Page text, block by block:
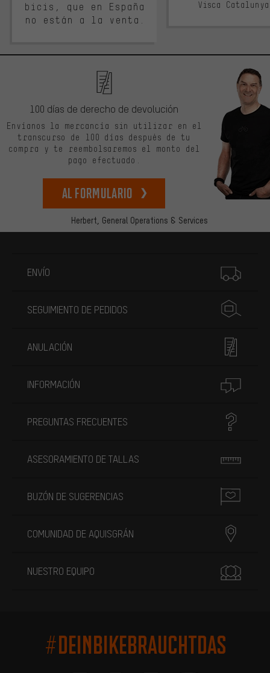
bicis, que en España
no están a la venta.
Visca
Herbert, General Operations & Services
100 días de derecho de devolución
Envíanos la mercancía sin utilizar en el
transcurso de 100 días después de tu
compra y te reembolsaremos el monto del
pago efectuado.
Al formulario
ENVÍO
SEGUIMIENTO DE PEDIDOS
ANULACIÓN
INFORMACIÓN
PREGUNTAS FRECUENTES
ASESORAMIENTO DE TALLAS
BUZÓN DE SUGERENCIAS
COMUNIDAD DE AQUISGRÁN
NUESTRO EQUIPO
#DEINBIKEBRAUCHTDAS